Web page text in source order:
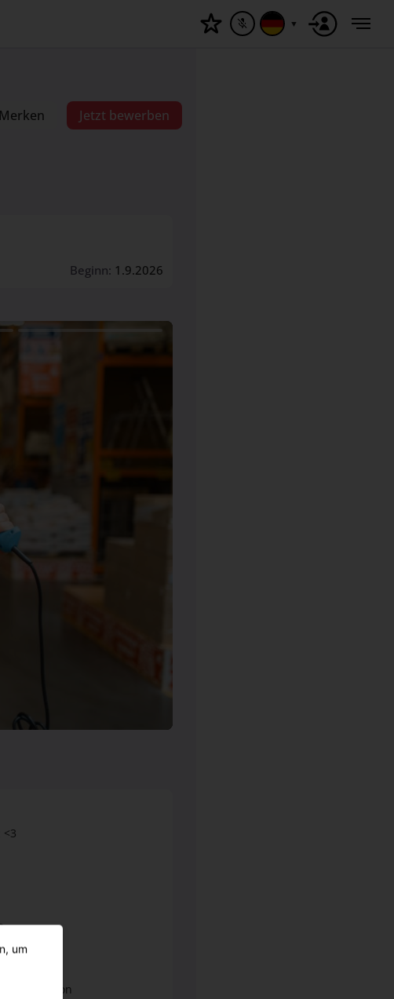
▼
Merken Jetzt bewerben
Beginn: 1.9.2026
Support
Organisation
um